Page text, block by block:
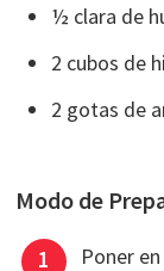
½ clara de
2 cubos de
2 gotas de
Modo de
Poner